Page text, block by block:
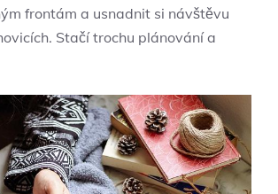
frontám a usnadnit si návštěvu
Stačí trochu plánování a